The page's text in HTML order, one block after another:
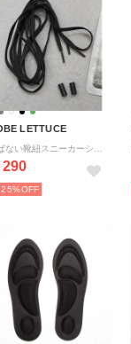
LETTUCE
290
25%